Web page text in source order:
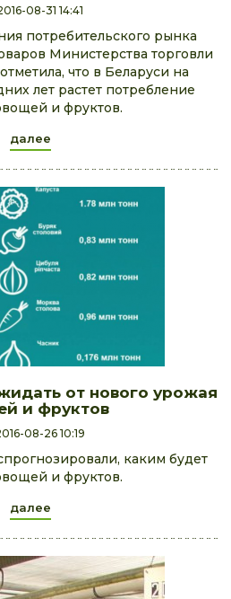
08-31 14:41
потребительского рынка
Министерства торговли
что в Беларуси на
лет растет потребление
и фруктов.
далее
от нового урожая
и фруктов
08-26 10:19
каким будет
и фруктов.
далее